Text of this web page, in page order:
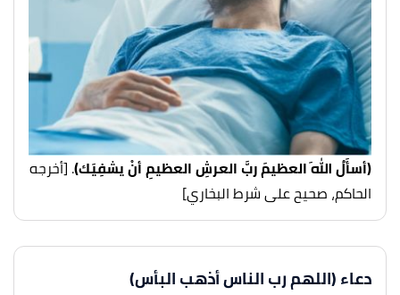
(أسأَلُ اللهَ العظيمَ ربَّ العرشِ العظيمِ أنْ يشفِيَك). [أخرجه
الحاكم، صحيح على شرط البخاري]
دعاء (اللهم رب الناس أذهب البأس)